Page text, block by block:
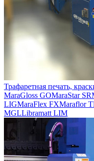
Трафаретная печать,
MaraGloss GOMaraStar SR
LIGMaraFlex FXMaraflor
MGLLibramatt LIM